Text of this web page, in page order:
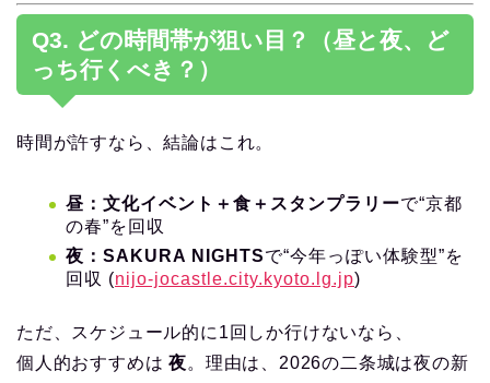
Q3. どの時間帯が狙い目？（昼と夜、ど
っち行くべき？）
時間が許すなら、結論はこれ。
昼：文化イベント＋食＋スタンプラリーで“京都
の春”を回収
夜：SAKURA NIGHTSで“今年っぽい体験型”を
回収 (nijo-jocastle.city.kyoto.lg.jp)
ただ、スケジュール的に1回しか行けないなら、
個人的おすすめは夜。理由は、2026の二条城は夜の新